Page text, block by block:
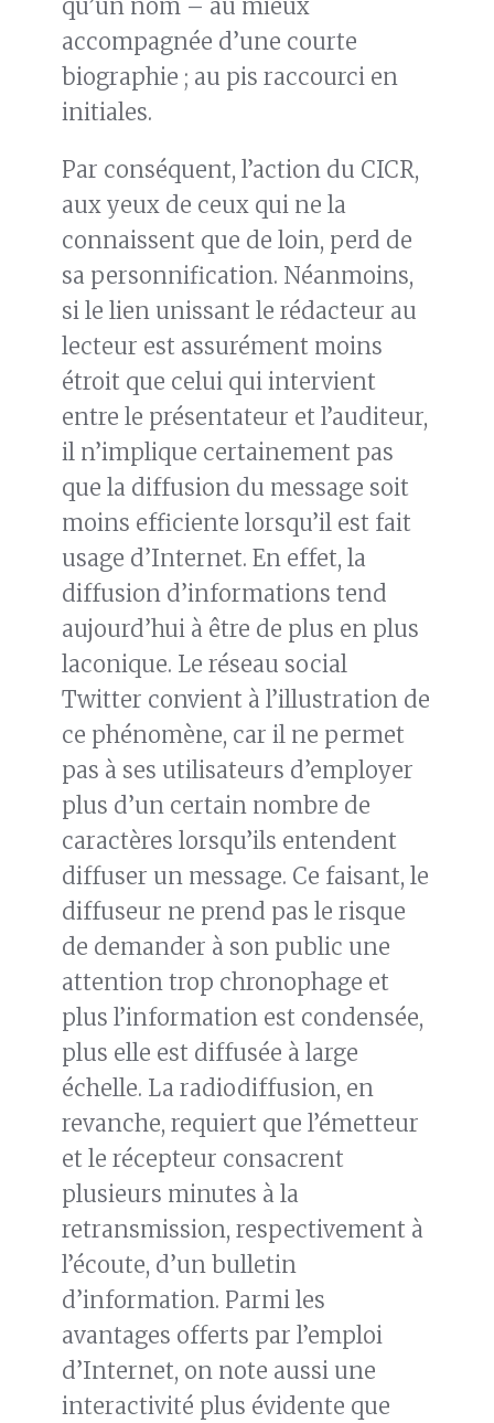
qu’un nom – au mieux
accompagnée d’une courte
biographie ; au pis raccourci en
initiales.
Par conséquent, l’action du CICR,
aux yeux de ceux qui ne la
connaissent que de loin, perd de
sa personnification. Néanmoins,
si le lien unissant le rédacteur au
lecteur est assurément moins
étroit que celui qui intervient
entre le présentateur et l’auditeur,
il n’implique certainement pas
que la diffusion du message soit
moins efficiente lorsqu’il est fait
usage d’Internet. En effet, la
diffusion d’informations tend
aujourd’hui à être de plus en plus
laconique. Le réseau social
Twitter convient à l’illustration de
ce phénomène, car il ne permet
pas à ses utilisateurs d’employer
plus d’un certain nombre de
caractères lorsqu’ils entendent
diffuser un message. Ce faisant, le
diffuseur ne prend pas le risque
de demander à son public une
attention trop chronophage et
plus l’information est condensée,
plus elle est diffusée à large
échelle. La radiodiffusion, en
revanche, requiert que l’émetteur
et le récepteur consacrent
plusieurs minutes à la
retransmission, respectivement à
l’écoute, d’un bulletin
d’information. Parmi les
avantages offerts par l’emploi
d’Internet, on note aussi une
interactivité plus évidente que